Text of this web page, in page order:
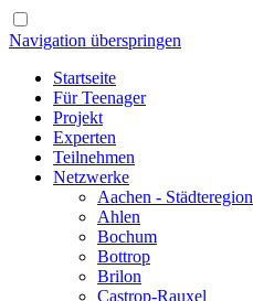
Navigation überspringen
Startseite
Für Teenager
Projekt
Experten
Teilnehmen
Netzwerke
Aachen - Städteregion
Ahlen
Bochum
Bottrop
Brilon
Castrop-Rauxel